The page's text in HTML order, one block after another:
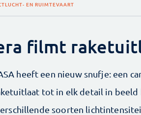
LUCHT- EN RUIMTEVAART
filmt
heeft een nieuw snufje: een
tot in elk detail in beeld
soorten